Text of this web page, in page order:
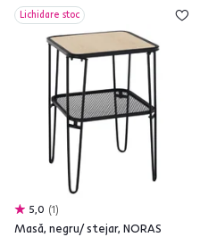
Lichidare stoc
5,0 1
Masă, negru/ stejar, NORAS